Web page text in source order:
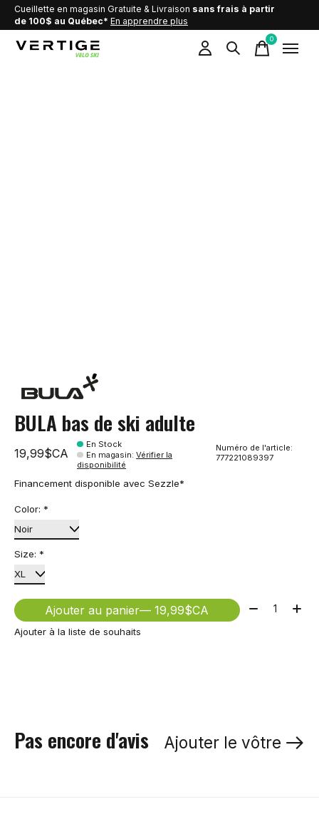
Cueillette en magasin Gratuite & Livraison sans frais à partir
de 100$ au Québec* En apprendre plus
0items
BULA bas de ski adulte
19,99$CA
En Stock
En magasin:Vérifier la
disponibilité
Numéro de l'article:
777221089397
Financement disponible avec Sezzle*
Color: *
Size: *
Ajouter au panier — 19,99$CA Quantité:
Ajouter à la liste de souhaits
Pas encore d'avis Ajouter le vôtre